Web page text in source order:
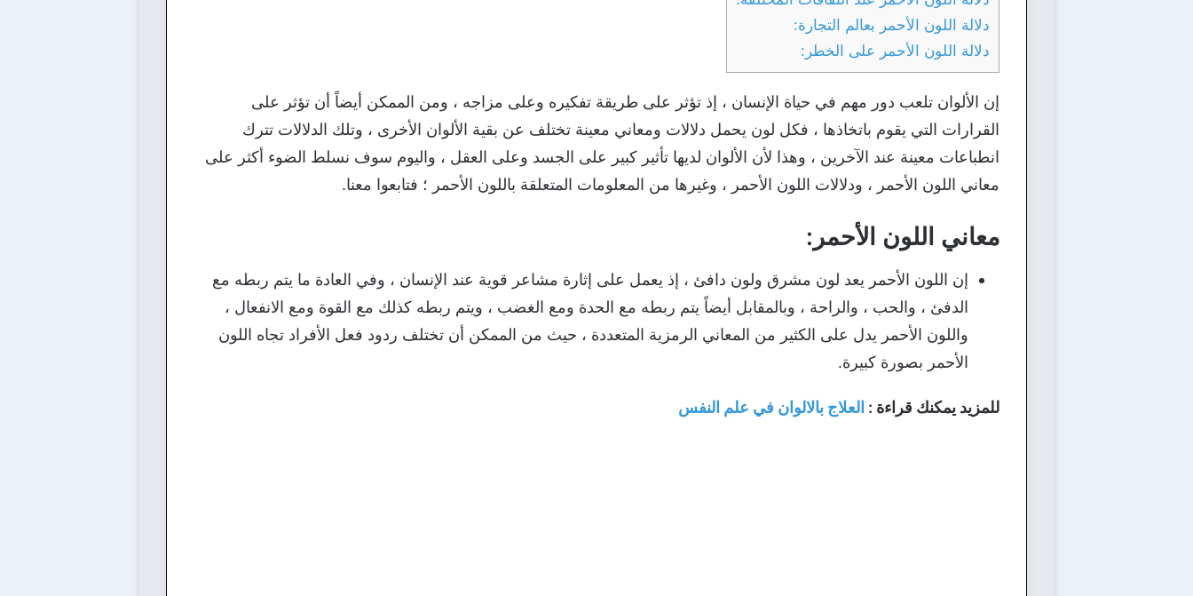
دلالة اللون الأحمر بعالم التجارة:
دلالة اللون الأحمر على الخطر:
إن الألوان تلعب دور مهم في حياة الإنسان ، إذ تؤثر على طريقة تفكيره وعلى مزاجه ، ومن الممكن أيضاً أن تؤثر على
القرارات التي يقوم باتخاذها ، فكل لون يحمل دلالات ومعاني معينة تختلف عن بقية الألوان الأخرى ، وتلك الدلالات تترك
انطباعات معينة عند الآخرين ، وهذا لأن الألوان لديها تأثير كبير على الجسد وعلى العقل ، واليوم سوف نسلط الضوء أكثر على
معاني اللون الأحمر ، ودلالات اللون الأحمر ، وغيرها من المعلومات المتعلقة باللون الأحمر ؛ فتابعوا معنا.
معاني اللون الأحمر:
إن اللون الأحمر يعد لون مشرق ولون دافئ ، إذ يعمل على إثارة مشاعر قوية عند الإنسان ، وفي العادة ما يتم ربطه مع
الدفئ ، والحب ، والراحة ، وبالمقابل أيضاً يتم ربطه مع الحدة ومع الغضب ، ويتم ربطه كذلك مع القوة ومع الانفعال ،
واللون الأحمر يدل على الكثير من المعاني الرمزية المتعددة ، حيث من الممكن أن تختلف ردود فعل الأفراد تجاه اللون
الأحمر بصورة كبيرة.
للمزيد يمكنك قراءة : العلاج بالالوان في علم النفس